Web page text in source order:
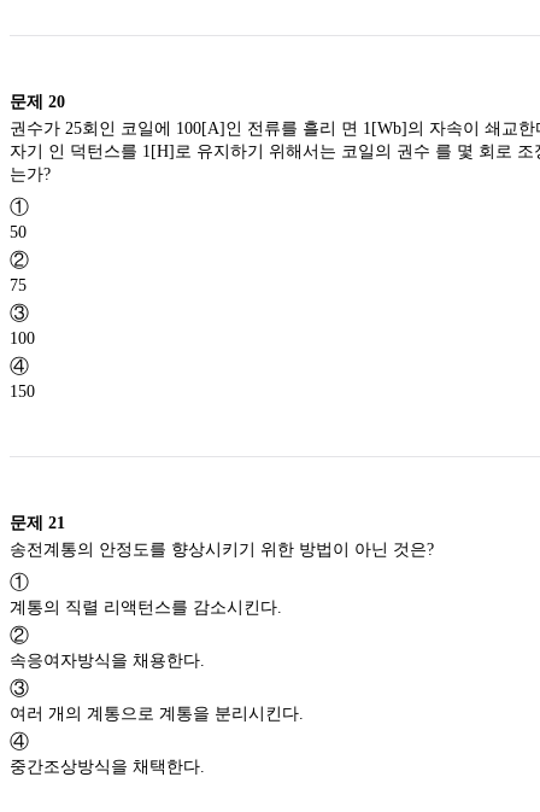
{\epsilon_0t}
문제 20
권수가 25회인 코일에 100[A]인 전류를 흘리 면 1[Wb]의 자속이 쇄교
자기 인 덕턴스를 1[H]로 유지하기 위해서는 코일의 권수 를 몇 회로 조
는가?
①
50
②
75
③
100
④
150
문제 21
송전계통의 안정도를 향상시키기 위한 방법이 아닌 것은?
①
계통의 직렬 리액턴스를 감소시킨다.
②
속응여자방식을 채용한다.
③
여러 개의 계통으로 계통을 분리시킨다.
④
중간조상방식을 채택한다.